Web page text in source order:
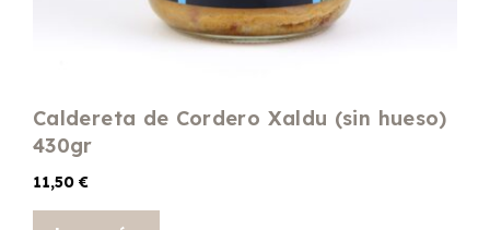
Caldereta de Cordero Xaldu (sin hueso)
430gr
11,50 €